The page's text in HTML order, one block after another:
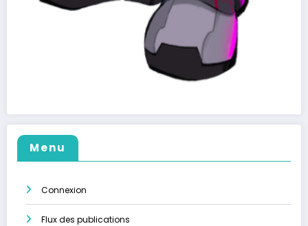
Menu
Connexion
Flux des publications